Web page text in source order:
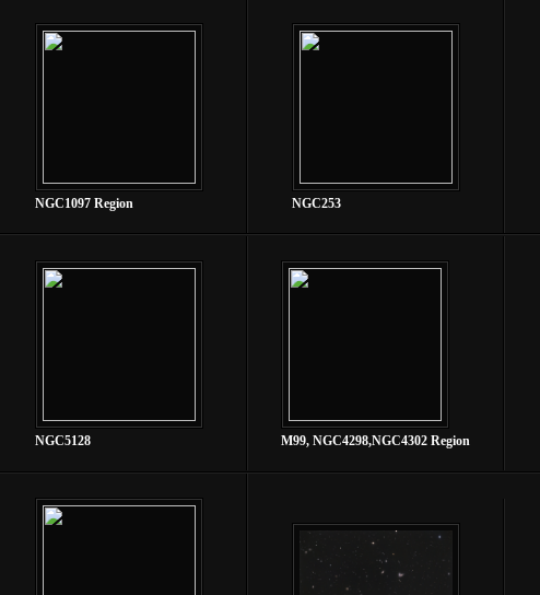
NGC1097 Region NGC253
NGC5128 M99, NGC4298,NGC4302 Region